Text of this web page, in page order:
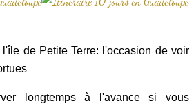
de Petite Terre: l'occasion de voir
longtemps à l'avance si vous